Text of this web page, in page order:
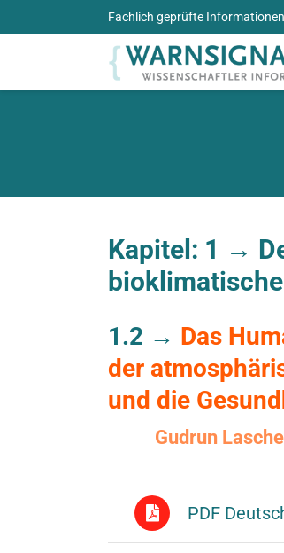
Inhalt
Fachlich geprüfte Informationen
Kapitel: 1 →
1.2 → Das
der
und die
Gudrun
PDF